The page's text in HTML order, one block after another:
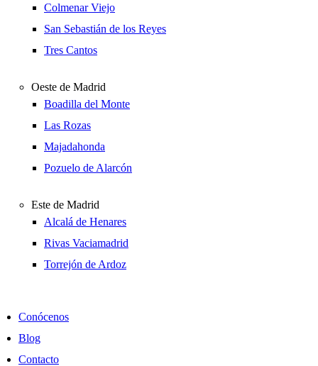
Colmenar Viejo
San Sebastián de los Reyes
Tres Cantos
Oeste de Madrid
Boadilla del Monte
Las Rozas
Majadahonda
Pozuelo de Alarcón
Este de Madrid
Alcalá de Henares
Rivas Vaciamadrid
Torrejón de Ardoz
Conócenos
Blog
Contacto